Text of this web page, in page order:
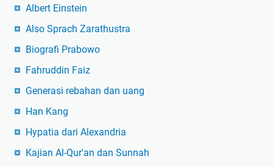
Albert Einstein
Also Sprach Zarathustra
Biografi Prabowo
Fahruddin Faiz
Generasi rebahan dan uang
Han Kang
Hypatia dari Alexandria
Kajian Al-Qur'an dan Sunnah